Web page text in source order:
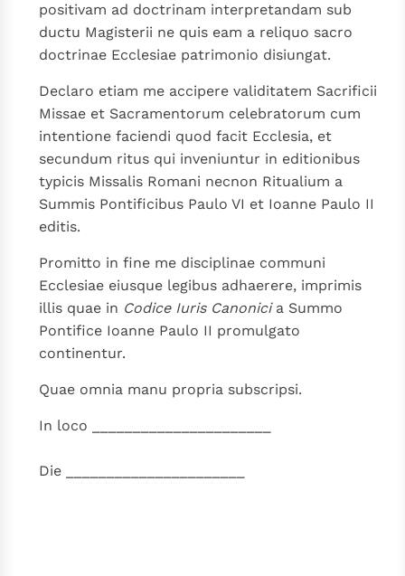
positivam ad doctrinam interpretandam sub
ductu Magisterii ne quis eam a reliquo sacro
doctrinae Ecclesiae patrimonio disiungat.
Declaro etiam me accipere validitatem Sacrificii
Missae et Sacramentorum celebratorum cum
intentione faciendi quod facit Ecclesia, et
secundum ritus qui inveniuntur in editionibus
typicis Missalis Romani necnon Ritualium a
Summis Pontificibus Paulo VI et Ioanne Paulo II
editis.
Promitto in fine me disciplinae communi
Ecclesiae eiusque legibus adhaerere, imprimis
illis quae in Codice Iuris Canonicia Summo
Pontifice Ioanne Paulo II promulgato
continentur.
Quae omnia manu propria subscripsi.
In loco ______________________
Die ______________________